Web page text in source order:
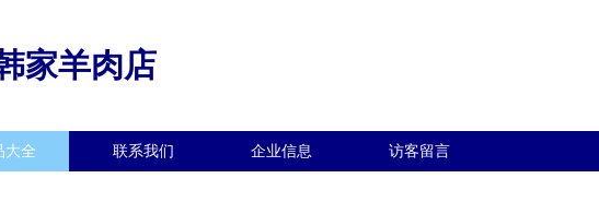
家羊肉店
大全 联系我们 企业信息 访客留言